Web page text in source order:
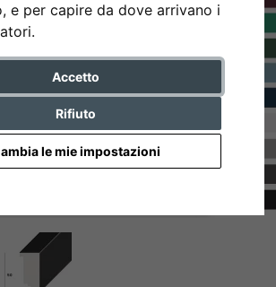
e per capire da dove arrivano i
Accetto
Rifiuto
le mie impostazioni